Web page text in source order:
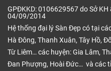
GPĐKKD: 0106629567 do Sở
04/09/2014
Hệ thống đại lý Sàn Đẹp có tại
Hà Đông, Thanh Xuân, Tây Hồ,
Từ Liêm… các huyện: Gia Lâm,
Đan Phượng, Hoài Đức… và các